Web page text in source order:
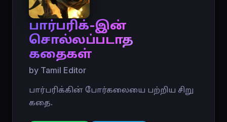
பார்பரிக்-இன்
சொல்லப்படாத
கதைகள்
by Tamil Editor
பார்பரிக்கின் போர்கலையை பற்றிய சிறு
கதை.